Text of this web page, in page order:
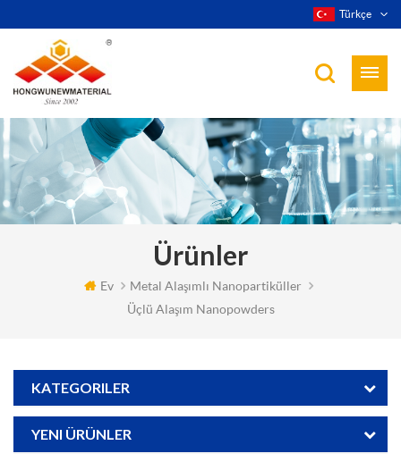
Türkçe
Ürünler
Ev
Metal Alaşımlı Nanopartiküller
Üçlü Alaşım Nanopowders
KATEGORILER
YENI ÜRÜNLER